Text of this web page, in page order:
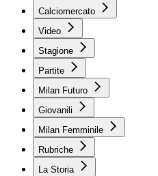
Calciomercato
Video
Stagione
Partite
Milan Futuro
Giovanili
Milan Femminile
Rubriche
La Storia